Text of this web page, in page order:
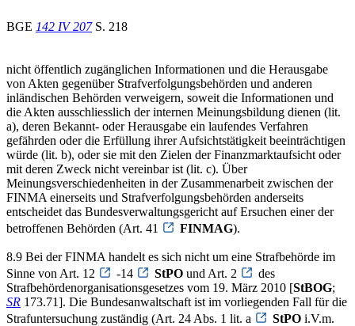
BGE 142 IV 207S. 218
nicht öffentlich zugänglichen Informationen und die Herausgabe
von Akten gegenüber Strafverfolgungsbehörden und anderen
inländischen Behörden verweigern, soweit die Informationen und
die Akten ausschliesslich der internen Meinungsbildung dienen (lit.
a), deren Bekannt- oder Herausgabe ein laufendes Verfahren
gefährden oder die Erfüllung ihrer Aufsichtstätigkeit beeinträchtigen
würde (lit. b), oder sie mit den Zielen der Finanzmarktaufsicht oder
mit deren Zweck nicht vereinbar ist (lit. c). Über
Meinungsverschiedenheiten in der Zusammenarbeit zwischen der
FINMA einerseits und Strafverfolgungsbehörden anderseits
entscheidet das Bundesverwaltungsgericht auf Ersuchen einer der
betroffenen Behörden (Art. 41
FINMAG).
8.9 Bei der FINMA handelt es sich nicht um eine Strafbehörde im
Sinne von Art. 12
-14 StPO und Art. 2
des
Strafbehördenorganisationsgesetzes vom 19. März 2010 [StBOG;
SR 173.71]. Die Bundesanwaltschaft ist im vorliegenden Fall für die
Strafuntersuchung zuständig (Art. 24 Abs. 1 lit. a
StPO i.V.m.